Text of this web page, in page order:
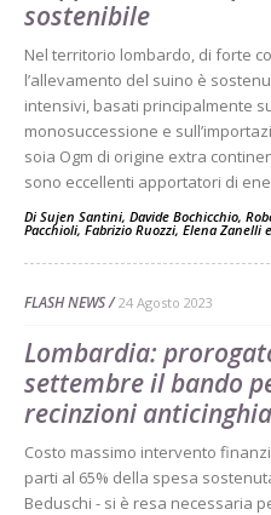
sostenibile
Nel territorio lombardo, di forte
l’allevamento del suino è
intensivi, basati principalmente
monosuccessione e
soia Ogm di origine extra
sono eccellenti apportatori di
Di Sujen Santini, Davide Bochicchio,
Pacchioli, Fabrizio Ruozzi, Elena Zanelli e
FLASH NEWS 24 Agosto 2023
Lombardia:
settembre il bando
recinzioni
Costo massimo intervento
parti al 65% della spesa
Beduschi - si è resa necessaria